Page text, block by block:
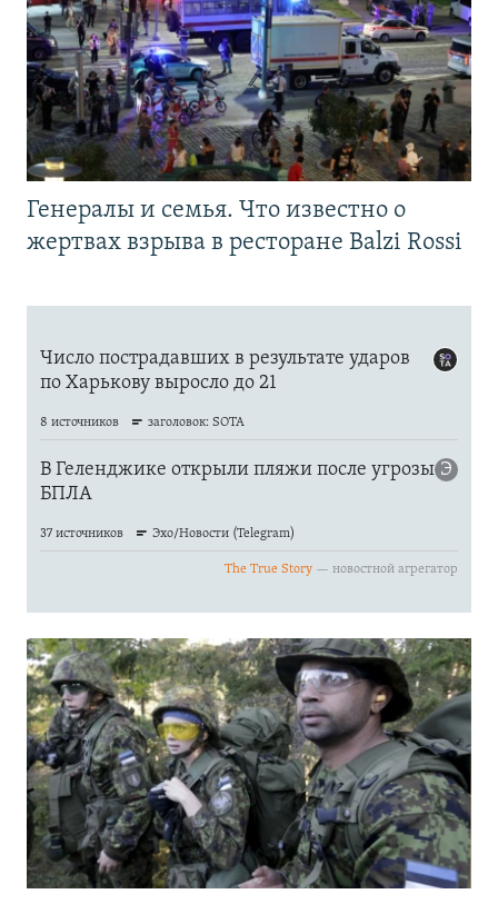
Генералы и семья. Что известно о
жертвах взрыва в ресторане Balzi Rossi